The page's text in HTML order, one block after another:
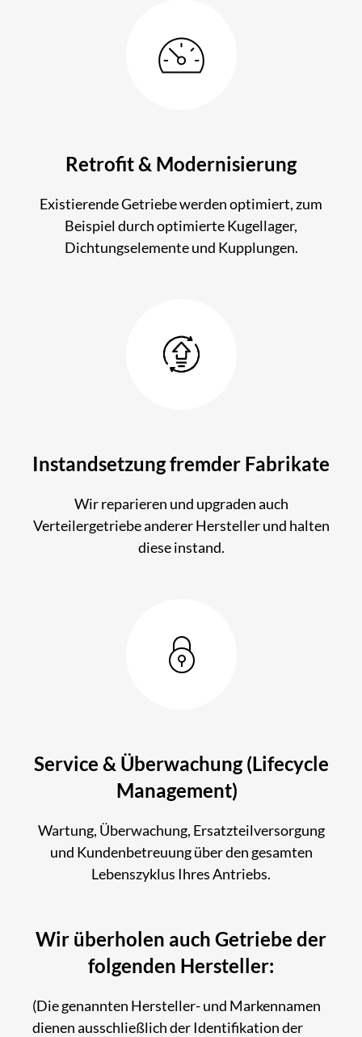
Retrofit & Modernisierung
Exis­tie­rende Getriebe werden optimiert, zum
Bei­spiel durch optimierte Kugel­lager,
Dichtungs­elemente und Kupplungen.
Instandsetzung fremder Fabrikate
Wir reparieren und upgraden auch
Verteilergetriebe anderer Hersteller und halten
diese instand.
Service & Überwachung (Lifecycle
Management)
Wartung, Über­wachung, Ersatz­teil­versor­gung
und Kunden­betreu­ung über den gesamten
Lebens­zyklus Ihres Antriebs.
Wir überholen auch Getriebe der
folgenden Hersteller:
(Die genannten Hersteller- und Markennamen
dienen ausschließlich der Identifikation der